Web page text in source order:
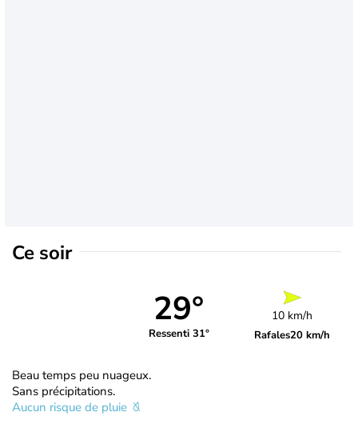
Ce soir
29°
Ressenti 31°
10 km/h
Rafales20 km/h
Beau temps peu nuageux.
Sans précipitations.
Aucun risque de pluie